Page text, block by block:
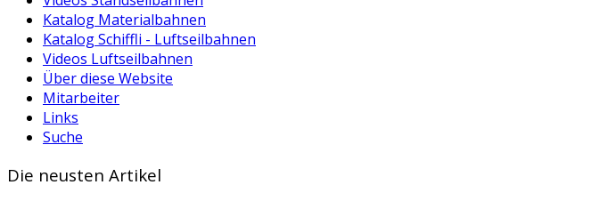
Katalog Materialbahnen
Katalog Schiffli - Luftseilbahnen
Videos Luftseilbahnen
Über diese Website
Mitarbeiter
Links
Suche
Die neusten Artikel